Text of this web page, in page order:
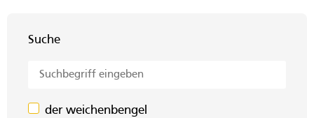
Suche
der weichenbengel